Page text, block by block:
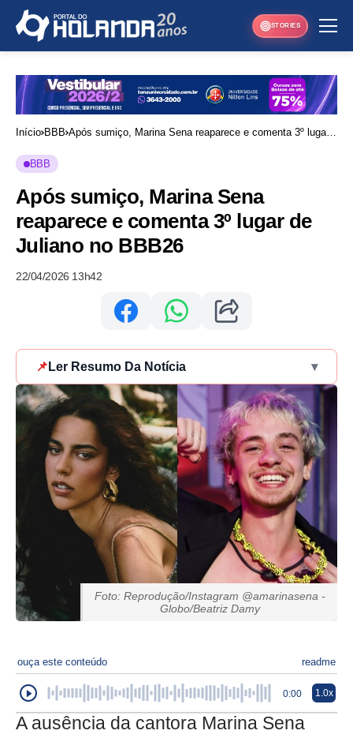
STORIES
Início BBB Após sumiço, Marina Sena reaparece e comenta 3º lugar
BBB
Após sumiço, Marina Sena
reaparece e comenta 3º lugar de
Juliano no BBB26
22/04/2026 13h42
📌 Ler Resumo Da Notícia ▾
Foto: Reprodução/Instagram @amarinasena -
Globo/Beatriz Damy
ouça este conteúdo readme
0:00 1.0x
A ausência da cantora Marina Sena